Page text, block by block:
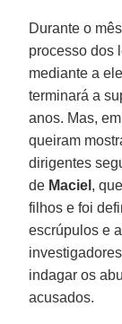
Durante o
processo dos
mediante a
terminará a
anos. Mas,
queiram
dirigentes
de Maciel ,
filhos e foi
escrúpulos e
indagar os
acusados.